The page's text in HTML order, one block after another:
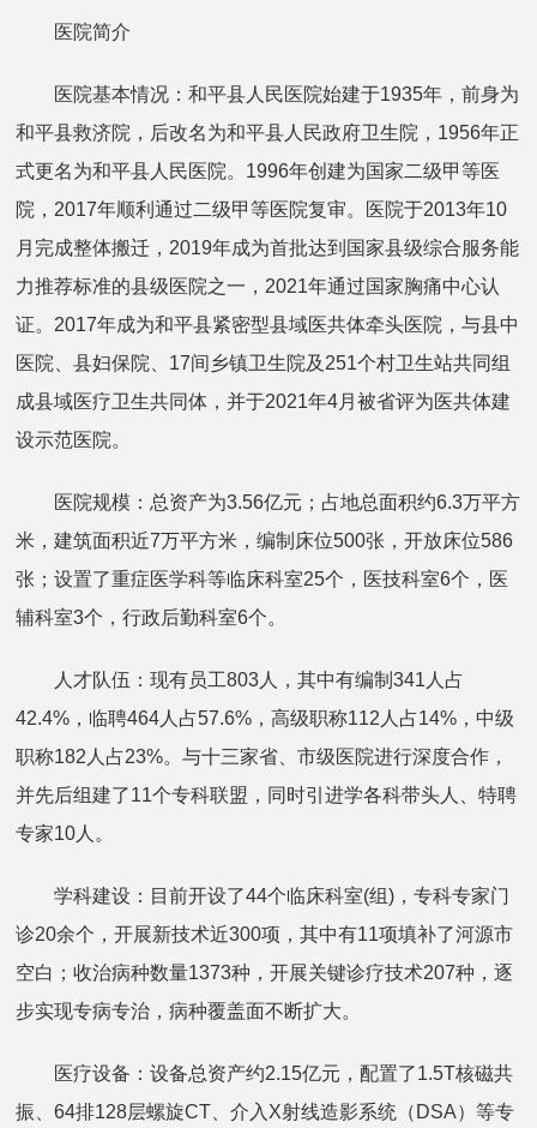
医院简介
医院基本情况：和平县人民医院始建于1935年，前身为
和平县救济院，后改名为和平县人民政府卫生院，1956年正
式更名为和平县人民医院。1996年创建为国家二级甲等医
院，2017年顺利通过二级甲等医院复审。医院于2013年10
月完成整体搬迁，2019年成为首批达到国家县级综合服务能
力推荐标准的县级医院之一，2021年通过国家胸痛中心认
证。2017年成为和平县紧密型县域医共体牵头医院，与县中
医院、县妇保院、17间乡镇卫生院及251个村卫生站共同组
成县域医疗卫生共同体，并于2021年4月被省评为医共体建
设示范医院。
医院规模：总资产为3.56亿元；占地总面积约6.3万平方
米，建筑面积近7万平方米，编制床位500张，开放床位586
张；设置了重症医学科等临床科室25个，医技科室6个，医
辅科室3个，行政后勤科室6个。
人才队伍：现有员工803人，其中有编制341人占
42.4%，临聘464人占57.6%，高级职称112人占14%，中级
职称182人占23%。与十三家省、市级医院进行深度合作，
并先后组建了11个专科联盟，同时引进学各科带头人、特聘
专家10人。
学科建设：目前开设了44个临床科室(组)，专科专家门
诊20余个，开展新技术近300项，其中有11项填补了河源市
空白；收治病种数量1373种，开展关键诊疗技术207种，逐
步实现专病专治，病种覆盖面不断扩大。
医疗设备：设备总资产约2.15亿元，配置了1.5T核磁共
振、64排128层螺旋CT、介入X射线造影系统（DSA）等专